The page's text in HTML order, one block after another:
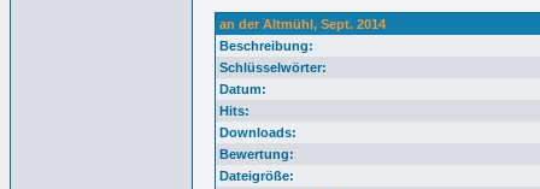
an der Altmühl, Sept. 2014
Beschreibung:
Schlüsselwörter:
Datum:
Hits:
Downloads:
Bewertung:
Dateigröße: